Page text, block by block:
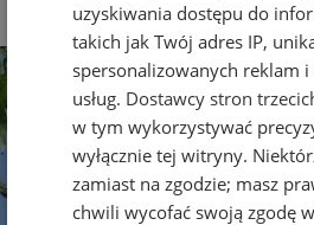
uzyskiwania dostępu do
takich jak Twój adres IP,
spersonalizowanych reklam
usług. Dostawcy stron
w tym wykorzystywać
wyłącznie tej witryny.
zamiast na zgodzie; masz
chwili wycofać swoją zgodę w